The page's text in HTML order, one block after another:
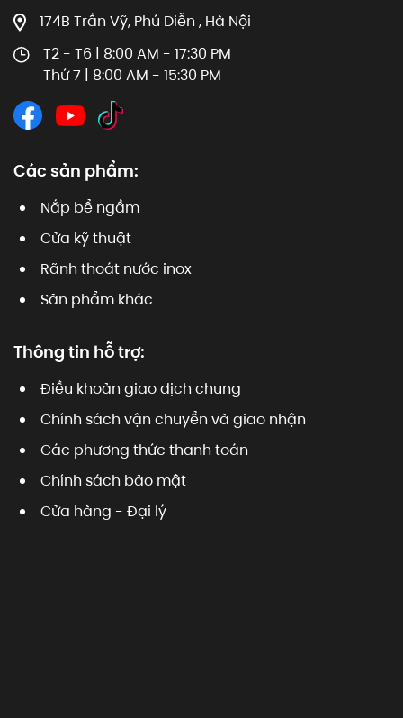
174B Trần Vỹ, Phú Diễn , Hà Nội
T2 - T6 | 8:00 AM - 17:30 PM
Thứ 7 | 8:00 AM - 15:30 PM
Các sản phẩm:
Nắp bể ngầm
Cửa kỹ thuật
Rãnh thoát nước inox
Sản phẩm khác
Thông tin hỗ trợ:
Điều khoản giao dịch chung
Chính sách vận chuyển và giao nhận
Các phương thức thanh toán
Chính sách bảo mật
Cửa hàng - Đại lý